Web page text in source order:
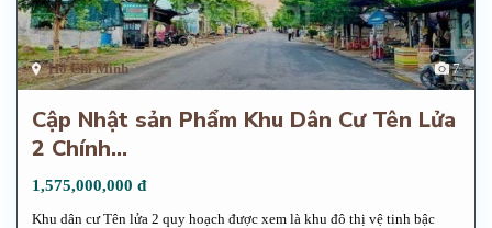
7
Hồ Chí Minh
Cập Nhật sản Phẩm Khu Dân Cư Tên Lửa
2 Chính...
1,575,000,000 đ
Khu dân cư Tên lửa 2 quy hoạch được xem là khu đô thị vệ tinh bậc